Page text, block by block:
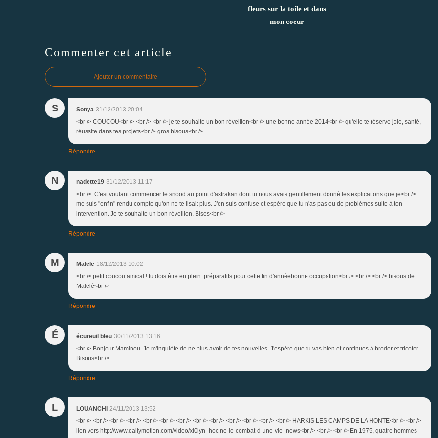
fleurs sur la toile et dans
mon coeur
Commenter cet article
Ajouter un commentaire
S Sonya 31/12/2013 20:04
<br /> COUCOU<br /> <br /> <br /> je te souhaite un bon réveillon<br /> une bonne année 2014<br /> qu'elle te réserve joie, santé,
réussite dans tes projets<br /> gros bisous<br />
Répondre
N nadette19 31/12/2013 11:17
<br /> C'est voulant commencer le snood au point d'astrakan dont tu nous avais gentillement donné les explications que je<br />
me suis "enfin" rendu compte qu'on ne te lisait plus. J'en suis confuse et espère que tu n'as pas eu de problèmes suite à ton
intervention. Je te souhaite un bon réveillon. Bises<br />
Répondre
M Malele 18/12/2013 10:02
<br /> petit coucou amical ! tu dois être en plein préparatifs pour cette fin d'annéebonne occupation<br /> <br /> <br /> bisous de
Malélé<br />
Répondre
É écureuil bleu 30/11/2013 13:16
<br /> Bonjour Maminou. Je m'inquiète de ne plus avoir de tes nouvelles. J'espère que tu vas bien et continues à broder et tricoter.
Bisous<br />
Répondre
L LOUANCHI 24/11/2013 13:52
<br /> <br /> <br /> <br /> <br /> <br /> <br /> <br /> <br /> <br /> <br /> <br /> <br /> HARKIS LES CAMPS DE LA HONTE<br /> <br />
lien vers http://www.dailymotion.com/video/xl0lyn_hocine-le-combat-d-une-vie_news<br /> <br /> <br /> En 1975, quatre hommes